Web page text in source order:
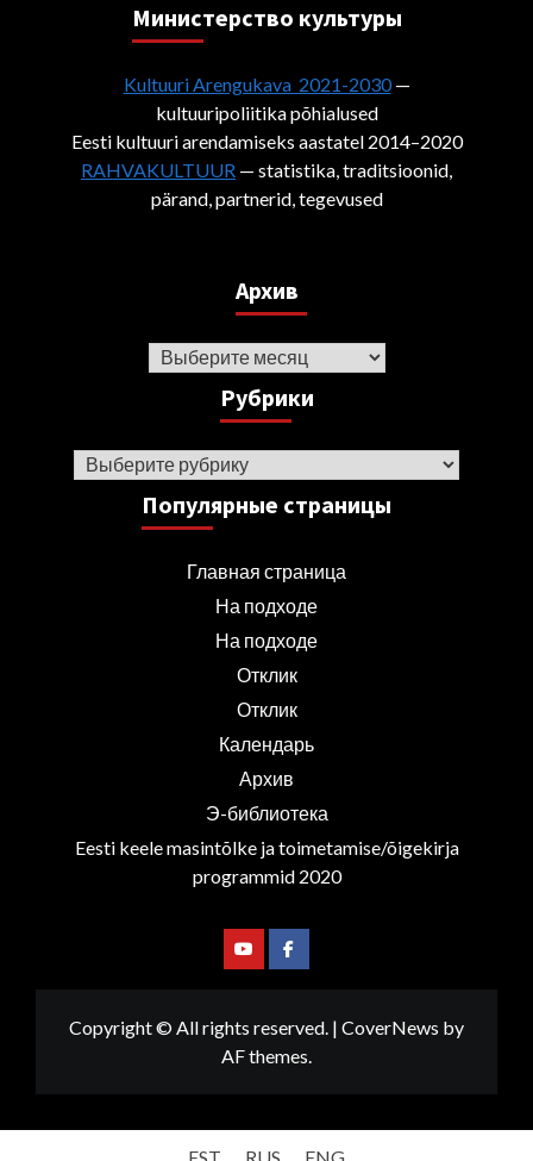
Министерствo культуры
Kultuuri Arengukava 2021-2030—
kultuuripoliitika põhialused
Eesti kultuuri arendamiseks aastatel 2014–2020
RAHVAKULTUUR — statistika, traditsioonid,
pärand, partnerid, tegevused
Архив
Архив
Рубрики
Рубрики
Популярные страницы
Главная страница
На подходе
На подходе
Отклик
Отклик
Календарь
Архив
Э-библиотека
Eesti keele masintõlke ja toimetamise/õigekirja
programmid 2020
YoutubeFacebook
Copyright © All rights reserved. | CoverNews by
AF themes.